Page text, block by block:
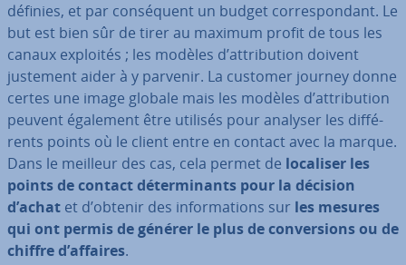
définies, et par con­sé­quent un budget cor­res­pon­dant. Le
but est bien sûr de tirer au maximum profit de tous les
canaux exploités ; les modèles d’at­tri­bu­tion doivent
justement aider à y parvenir. La customer journey donne
certes une image globale mais les modèles d’at­tri­bu­tion
peuvent également être utilisés pour analyser les dif­fé­
rents points où le client entre en contact avec la marque.
Dans le meilleur des cas, cela permet de localiser les
points de contact dé­ter­mi­nants pour la décision
d’achat et d’obtenir des in­for­ma­tions sur les mesures
qui ont permis de générer le plus de con­ver­sions ou de
chiffre d’affaires.